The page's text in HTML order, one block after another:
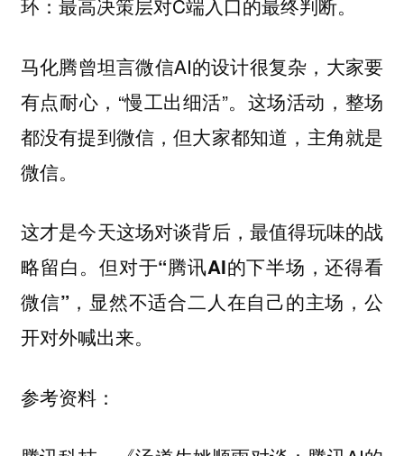
马化腾曾坦言微信AI的设计很复杂，大家要
有点耐心，“慢工出细活”。这场活动，整场
都没有提到微信，但大家都知道，主角就是
微信。
这才是今天这场对谈背后，最值得玩味的战
略留白。但对于“腾讯AI的下半场，还得看
微信”，显然不适合二人在自己的主场，公
开对外喊出来。
参考资料：